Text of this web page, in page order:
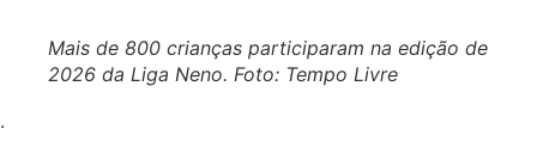
Mais de 800 crianças participaram na edição de
2026 da Liga Neno. Foto: Tempo Livre
.